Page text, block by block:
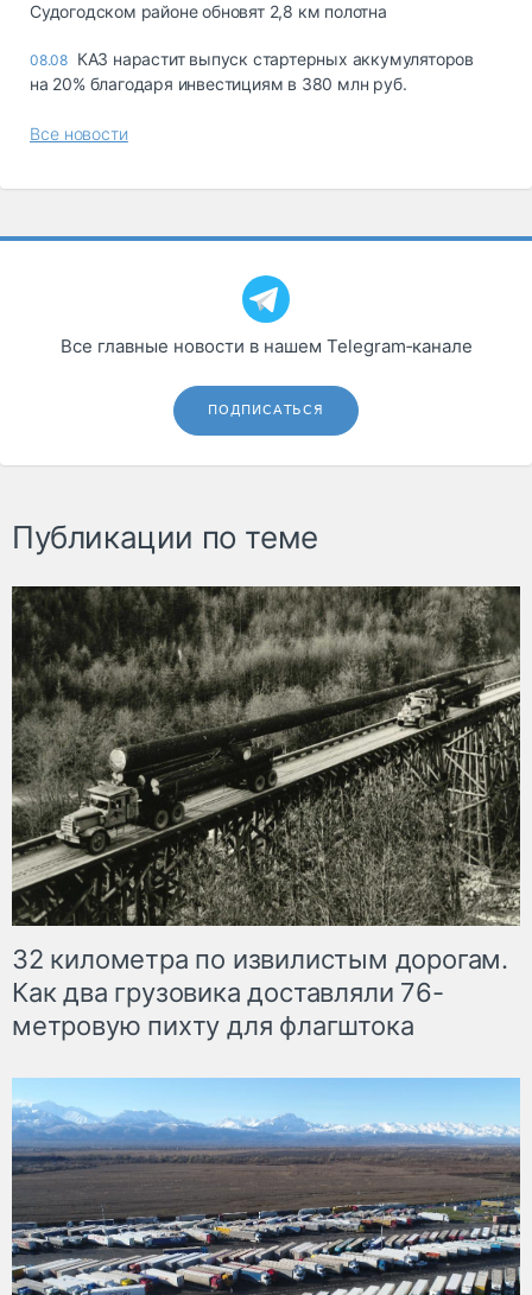
Судогодском районе обновят 2,8 км полотна
08.08 КАЗ нарастит выпуск стартерных аккумуляторов
на 20% благодаря инвестициям в 380 млн руб.
Все новости
Все главные новости в нашем Telegram‑канале
ПОДПИСАТЬСЯ
Публикации по теме
32 километра по извилистым дорогам.
Как два грузовика доставляли 76-
метровую пихту для флагштока